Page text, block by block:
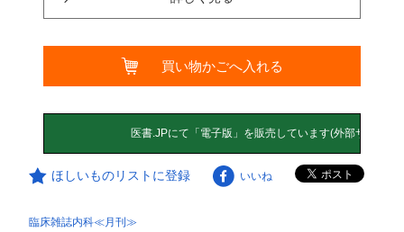
買い物かごへ入れる
ほしいものリストに登録 いいね
臨床雑誌内科≪月刊≫